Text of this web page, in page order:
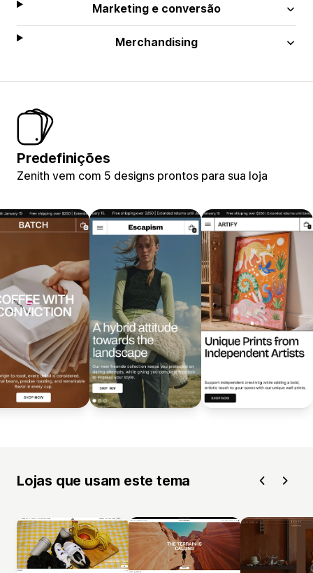
Marketing e conversão
Merchandising
Predefinições
Zenith vem com 5 designs prontos para sua loja
Lojas que usam este tema